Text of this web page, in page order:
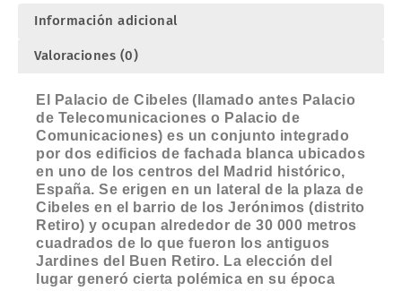
Información adicional
Valoraciones (0)
El Palacio de Cibeles (llamado antes Palacio
de Telecomunicaciones o Palacio de
Comunicaciones) es un conjunto integrado
por dos edificios de fachada blanca ubicados
en uno de los centros del Madrid histórico,
España. Se erigen en un lateral de la plaza de
Cibeles en el barrio de los Jerónimos (distrito
Retiro) y ocupan alrededor de 30 000 metros
cuadrados de lo que fueron los antiguos
Jardines del Buen Retiro. La elección del
lugar generó cierta polémica en su época